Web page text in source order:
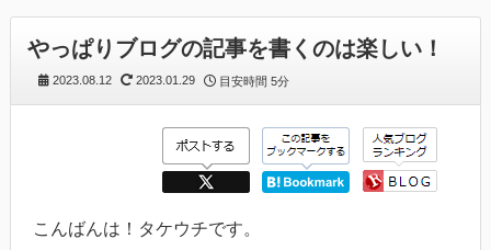
やっぱりブログの記事を書くのは楽しい！
2023.08.12 2023.01.29 目安時間 5分
こんばんは！タケウチです。